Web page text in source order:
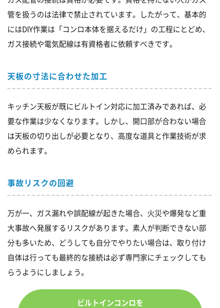
管を扱うのは法律で禁止されています。したがって、基本的
にはDIY作業は「コンロ本体を据えるだけ」の工程にとどめ、
ガス接続や電気配線は有資格者に依頼すべきです。
天板の寸法に合わせた加工
キッチン天板が既にビルトイン対応に加工済みであれば、必
要な作業は少なくなります。しかし、開口部が合わない場合
は天板の切り出しが必要となり、高度な道具と作業技術が求
められます。
事故リスクの回避
万が一、ガス漏れや誤配線が起きた場合、火災や爆発など重
大事故へ発展するリスクがあります。素人が判断できない部
分も多いため、どうしても自分でやりたい場合は、取り付け
自体は行っても最終的な接続は必ず専門家にチェックしても
らうようにしましょう。
ビルトインコンロを